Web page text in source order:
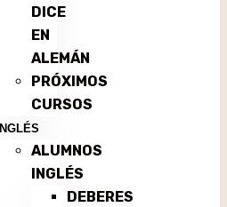
DICE
EN
ALEMÁN
PRÓXIMOS
CURSOS
INGLÉS
ALUMNOS
INGLÉS
DEBERES